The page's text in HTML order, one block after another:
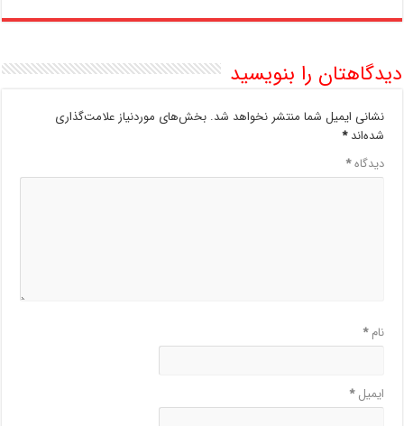
دیدگاهتان را بنویسید
نشانی ایمیل شما منتشر نخواهد شد. بخش‌های موردنیاز علامت‌گذاری
شده‌اند*
دیدگاه*
نام*
ایمیل*